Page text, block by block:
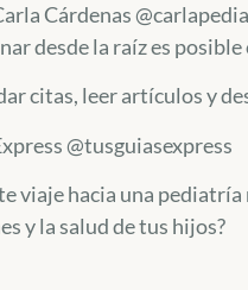
Cárdenas
desde la raíz es
citas, leer artículos y
@tusguiasexpress
viaje hacia una
y la salud de tus hijos?